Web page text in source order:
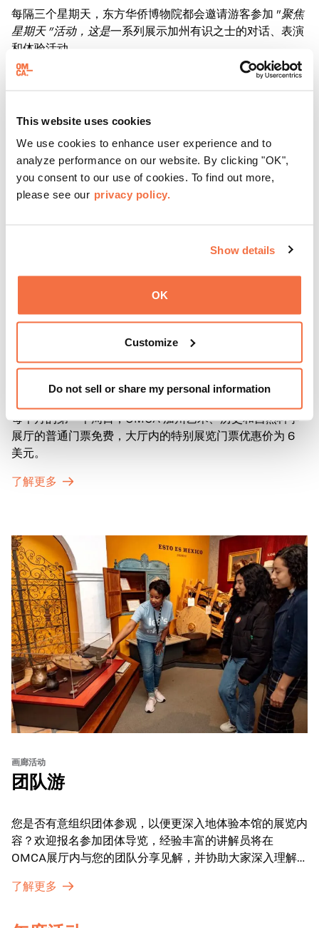
This website uses cookies
We use cookies to enhance user experience and to
analyze performance on our website. By clicking "OK",
you consent to our use of cookies. To find out more,
please see our privacy policy.
Show details
OK
Customize
Do not sell or share my personal information
每隔三个星期天，东方华侨博物院都会邀请游客参加 "聚焦
星期天 "活动，这是一系列展示加州有识之士的对话、表演
和体验活动。
了解更多
第一主日
每个月的第一个周日，OMCA 加州艺术、历史和自然科学
展厅的普通门票免费，大厅内的特别展览门票优惠价为 6
美元。
了解更多
画廊活动
团队游
您是否有意组织团体参观，以便更深入地体验本馆的展览内
容？欢迎报名参加团体导览，经验丰富的讲解员将在
OMCA展厅内与您的团队分享见解，并协助大家深入理解
了解更多